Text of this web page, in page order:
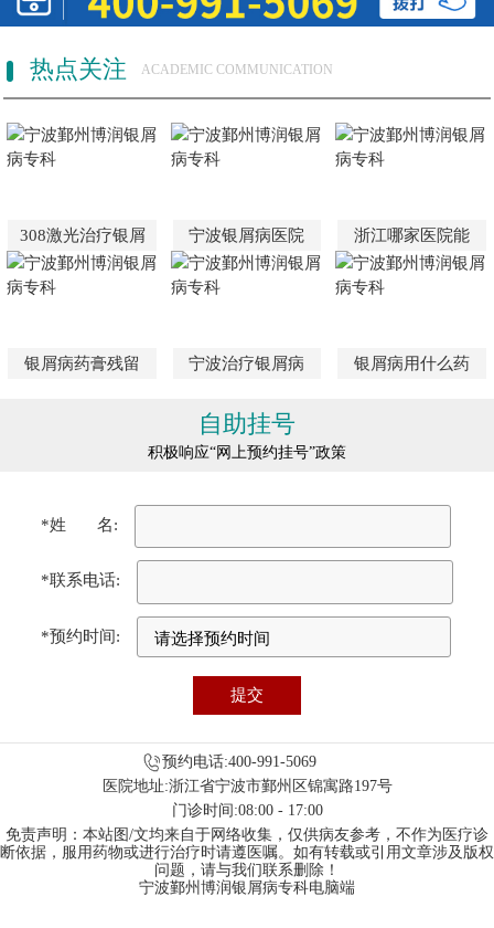
热点关注 ACADEMIC COMMUNICATION
308激光治疗银屑 宁波银屑病医院 浙江哪家医院能
银屑病药膏残留 宁波治疗银屑病 银屑病用什么药
自助挂号
积极响应“网上预约挂号”政策
*姓 名:
*联系电话:
*预约时间:
预约电话:400-991-5069
医院地址:浙江省宁波市鄞州区锦寓路197号
门诊时间:08:00 - 17:00
免责声明：本站图/文均来自于网络收集，仅供病友参考，不作为医疗诊
断依据，服用药物或进行治疗时请遵医嘱。如有转载或引用文章涉及版权
问题，请与我们联系删除！
宁波鄞州博润银屑病专科电脑端